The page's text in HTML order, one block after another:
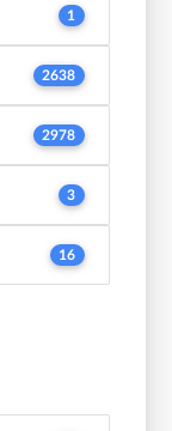
1
2638
2978
3
16